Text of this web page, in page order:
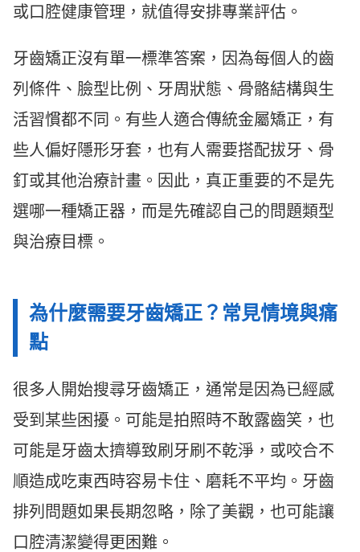
或口腔健康管理，就值得安排專業評估。
牙齒矯正沒有單一標準答案，因為每個人的齒
列條件、臉型比例、牙周狀態、骨骼結構與生
活習慣都不同。有些人適合傳統金屬矯正，有
些人偏好隱形牙套，也有人需要搭配拔牙、骨
釘或其他治療計畫。因此，真正重要的不是先
選哪一種矯正器，而是先確認自己的問題類型
與治療目標。
為什麼需要牙齒矯正？常見情境與痛
點
很多人開始搜尋牙齒矯正，通常是因為已經感
受到某些困擾。可能是拍照時不敢露齒笑，也
可能是牙齒太擠導致刷牙刷不乾淨，或咬合不
順造成吃東西時容易卡住、磨耗不平均。牙齒
排列問題如果長期忽略，除了美觀，也可能讓
口腔清潔變得更困難。